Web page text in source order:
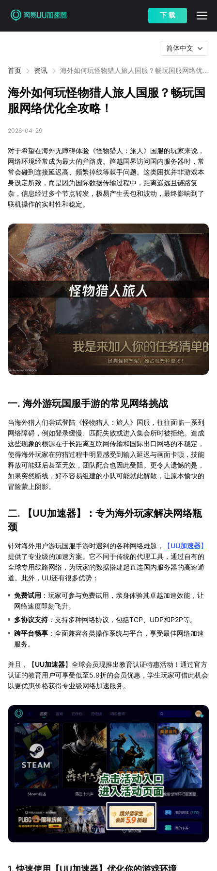
下 载
首页 资讯
海外如何玩怪物猎人旅人国服？畅玩国服网络优化
简体中文
海外如何玩怪物猎人旅人国服？畅玩国
服网络优化全攻略！
2026-04-29
对于希望在海外无障碍体验《怪物猎人：旅人》国服的玩家来说，
网络环境经常成为最大的拦路虎。跨越国界访问国内服务器时，常
常会碰到连接延迟高、频繁掉线等棘手问题。这类困扰并非游戏本
身设定所致，而是因为国际数据传输过程中，距离遥远且链路复
杂，信息经过多个节点转发，极易产生丢包和波动，最终影响到了
联机操作的实时性和稳定。
一. 海外游玩国服手游的常见网络挑战
当海外猎人们尝试登陆《怪物猎人：旅人》国服，往往面临一系列
网络障碍，例如登录缓慢、匹配失败或进入集会所时被拒绝。造成
这些现象的根源在于长距离互联网传输和国际出口网络的不稳定，
使得海外玩家在狩猎过程中明显感受到输入延迟与画面卡顿，技能
释放可能延后甚至无效，团队配合也因此受阻。更令人遗憾的是，
如果突然断线，好不容易组建的小队可能就此解散，让原本愉快的
冒险蒙上阴影。
二. 【UU加速器】：专为海外玩家解决网络瓶
颈
针对海外用户游玩国服手游时遇到的各种网络难题， 【UU加速器】
提供了专业级的加速方案。它不同于传统的代理工具，通过自有的
全球专用线路网络，为玩家的数据搭建起直连国内服务器的高速通
道。此外，UU还有很多优势：
免费试用 ：玩家可参与免费试用，亲身体验其卓越加速效能，让
网络速度即刻飞升。
多协议支持：支持多种网络协议，包括TCP、UDP和P2P等。
跨平台畅享 ：全面兼容各类操作系统与平台，享受最佳网络加速
服务。
并且，【UU加速器】全球会员现推出教育认证特惠活动！通过官方
认证的教育用户可享受低至5.9折的会员优惠，学生玩家可借此机会
以更优惠价格获得专业级网络加速服务。
1. 快速使用【UU加速器】优化你的游戏环境